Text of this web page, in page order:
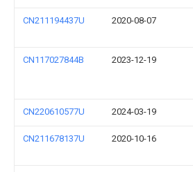
CN211194437U 2020-08-07
CN117027844B 2023-12-19
CN220610577U 2024-03-19
CN211678137U 2020-10-16